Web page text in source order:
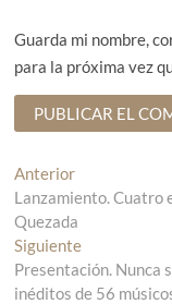
Guarda mi nombre,
para la próxima vez
N
a
v
e
Anterior
n
t
r
a
d
Lanzamiento. Cuatro
Quezada
Siguiente
n
t
Presentación. Nunca
inéditos de 56